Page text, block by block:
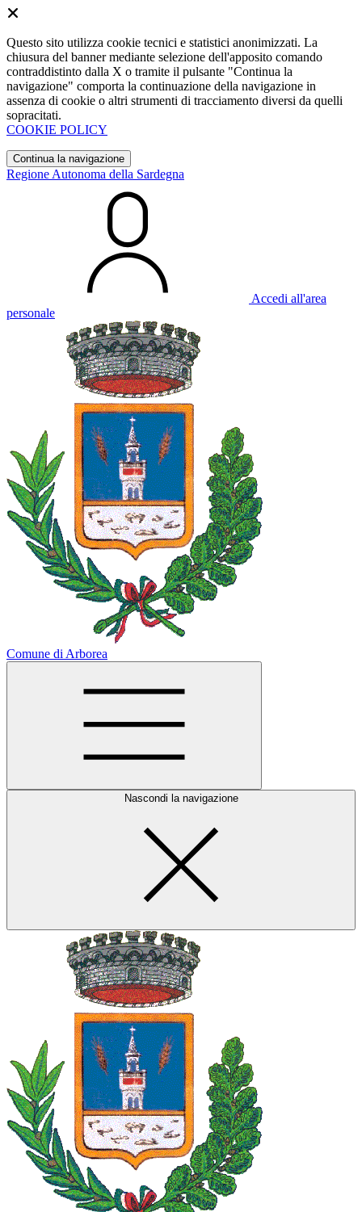
Questo sito utilizza cookie tecnici e statistici anonimizzati. La
chiusura del banner mediante selezione dell'apposito comando
contraddistinto dalla X o tramite il pulsante "Continua la
navigazione" comporta la continuazione della navigazione in
assenza di cookie o altri strumenti di tracciamento diversi da quelli
sopracitati.
COOKIE POLICY
Continua la navigazione
Regione Autonoma della Sardegna
Accedi all'area
personale
Comune di Arborea
Nascondi la navigazione